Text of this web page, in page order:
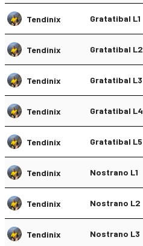
Tendinix Gratatibal L1
Tendinix Gratatibal L2
Tendinix Gratatibal L3
Tendinix Gratatibal L4
Tendinix Gratatibal L5
Tendinix Nostrano L1
Tendinix Nostrano L2
Tendinix Nostrano L3